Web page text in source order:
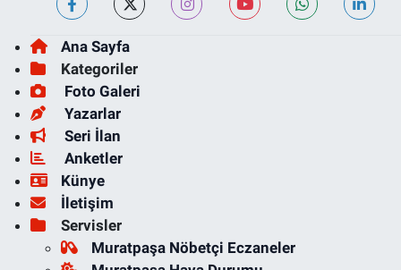
Ana Sayfa
Kategoriler
Foto Galeri
Yazarlar
Seri İlan
Anketler
Künye
İletişim
Servisler
Muratpaşa Nöbetçi Eczaneler